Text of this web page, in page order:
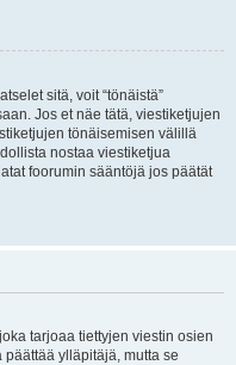
sitä, voit “tönäistä”
Jos et näe tätä, viestiketjujen
tönäisemisen välillä
nostaa viestiketjua
foorumin sääntöjä jos päätät
tarjoaa tiettyjen viestin osien
ylläpitäjä, mutta se